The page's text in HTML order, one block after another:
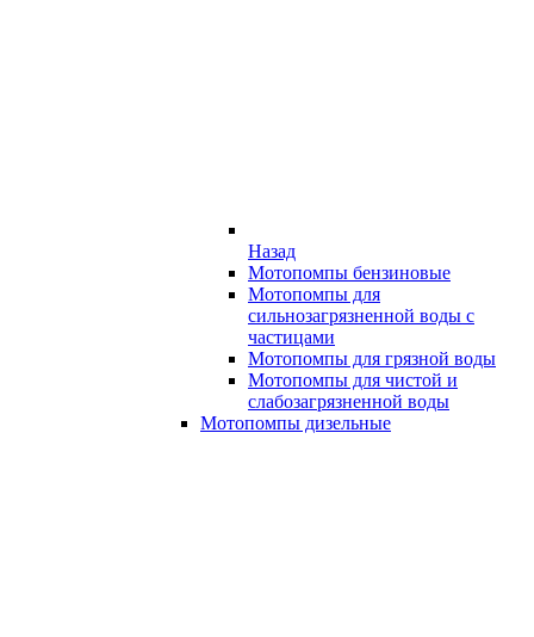
Назад
Мотопомпы бензиновые
Мотопомпы для
сильнозагрязненной воды с
частицами
Мотопомпы для грязной воды
Мотопомпы для чистой и
слабозагрязненной воды
Мотопомпы дизельные